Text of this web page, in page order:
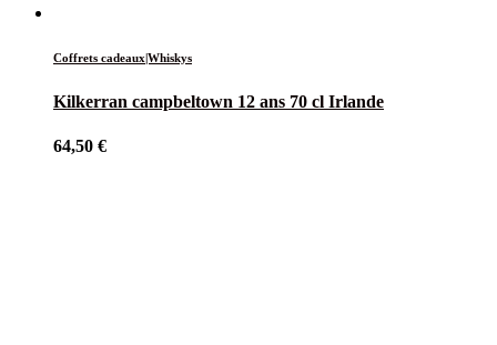
Coffrets cadeaux|Whiskys
Kilkerran campbeltown 12 ans 70 cl Irlande
64,50 €